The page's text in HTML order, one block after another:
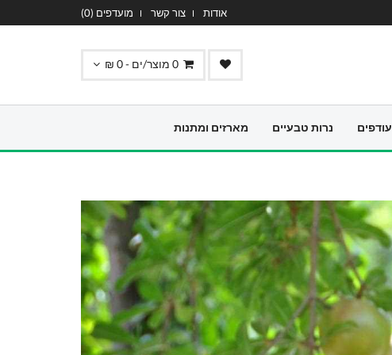
אודות צור קשר מועדפים (0
)
0 מוצר/ים -0
₪
עודפים נרות טבעיים מארזים ומתנות